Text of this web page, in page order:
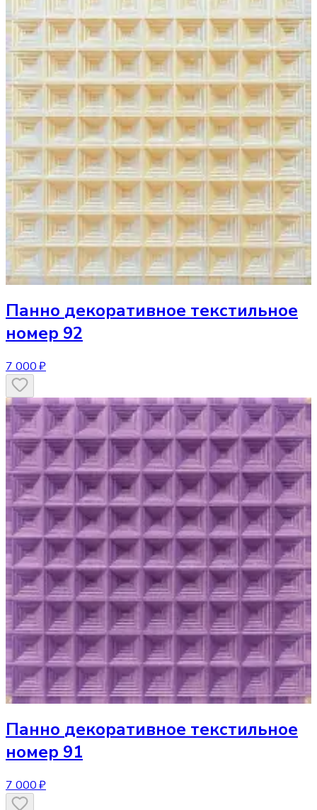
Панно декоративное текстильное
номер 92
7 000 ₽
Панно декоративное текстильное
номер 91
7 000 ₽